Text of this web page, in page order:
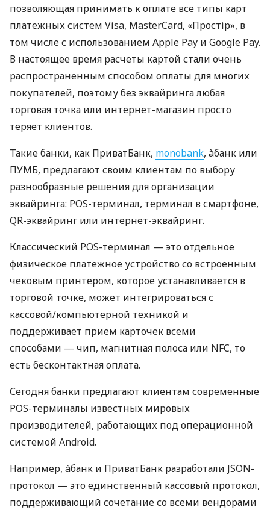
позволяющая принимать к оплате все типы карт
платежных систем Visa, MasterCard, «Простір», в
том числе с использованием Apple Pay и Google Pay.
В настоящее время расчеты картой стали очень
распространенным способом оплаты для многих
покупателей, поэтому без эквайринга любая
торговая точка или интернет-магазин просто
теряет клиентов.
Такие банки, как ПриватБанк, monobank, àбанк или
ПУМБ, предлагают своим клиентам по выбору
разнообразные решения для организации
эквайринга: POS-терминал, терминал в смартфоне,
QR-эквайринг или интернет-эквайринг.
Классический POS-терминал — это отдельное
физическое платежное устройство со встроенным
чековым принтером, которое устанавливается в
торговой точке, может интегрироваться с
кассовой/компьютерной техникой и
поддерживает прием карточек всеми
способами — чип, магнитная полоса или NFC, то
есть бесконтактная оплата.
Сегодня банки предлагают клиентам современные
POS-терминалы известных мировых
производителей, работающих под операционной
системой Android.
Например, àбанк и ПриватБанк разработали JSON-
протокол — это единственный кассовый протокол,
поддерживающий сочетание со всеми вендорами